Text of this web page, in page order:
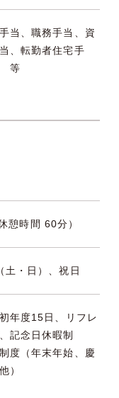
当、職務手当、資
、転勤者住宅手
等
憩時間 60分）
土・日）、祝日
年度15日、リフレ
記念日休暇制
度（年末年始、慶
）